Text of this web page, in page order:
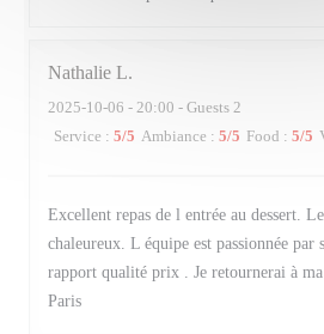
Nathalie L
2025-10-06 - 20:00 - Guests 2
Service : 5/5 Ambiance : 5/5 Food : 5/5
Excellent repas de l entrée au dessert.
chaleureux. L équipe est passionnée
rapport qualité prix . Je retournerai à
Paris